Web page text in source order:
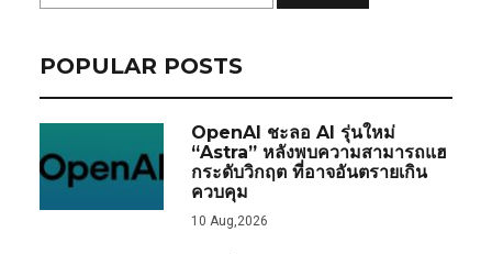
POPULAR POSTS
OpenAI ชะลอ AI รุ่นใหม่
“Astra” หลังพบความสามารถแฮ
กระดับวิกฤต ที่อาจอันตรายเกิน
ควบคุม
10 Aug,2026